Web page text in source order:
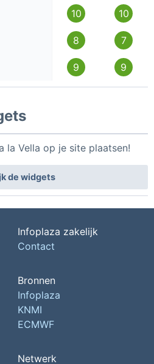
10 10
8 7
9 9
la Vella op je site plaatsen!
de widgets
Infoplaza zakelijk
Contact
Bronnen
Infoplaza
KNMI
ECMWF
Netwerk